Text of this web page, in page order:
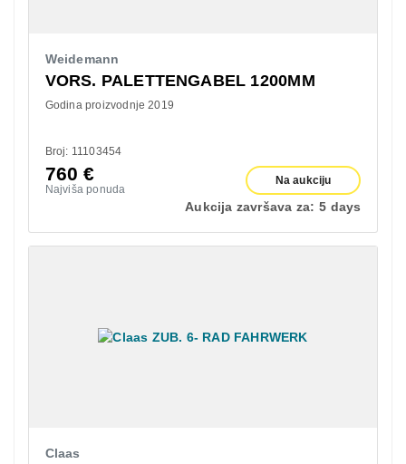
Weidemann
VORS. PALETTENGABEL 1200MM
Godina proizvodnje 2019
Broj: 11103454
760€
Najviša ponuda
Na aukciju
Aukcija završava za: 5 days
Claas